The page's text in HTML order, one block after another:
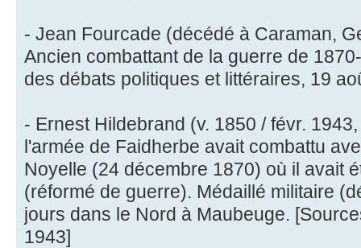
- Jean Fourcade (décédé à Caraman,
Ancien combattant de la guerre de
des débats politiques et littéraires, 19
- Ernest Hildebrand (v. 1850 / févr.
l'armée de Faidherbe avait combattu
Noyelle (24 décembre 1870) où il avait
(réformé de guerre). Médaillé militaire
jours dans le Nord à Maubeuge.
1943]